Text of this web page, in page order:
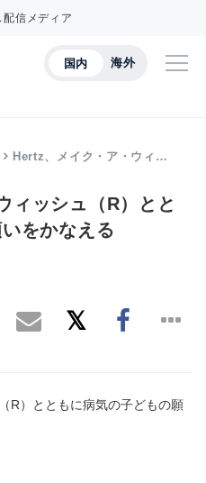
信メディア
国内 海外
Hertz、メイク・ア・ウィ…
ィッシュ（R）とと
をかなえる
R）とともに病気の子どもの願